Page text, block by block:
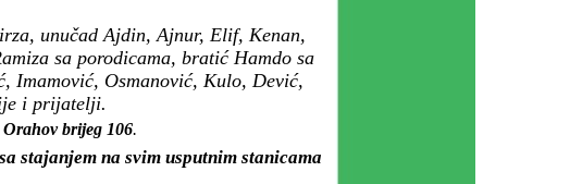
unučad Ajdin, Ajnur, Elif, Kenan,
sa porodicama, bratić Hamdo sa
Imamović, Osmanović, Kulo, Dević,
i prijatelji.
brijeg 106.
stajanjem na svim usputnim stanicama